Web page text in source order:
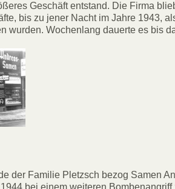
Geschäft entstand. Die Firma
bis zu jener Nacht im Jahre 1943,
wurden. Wochenlang dauerte es bis
der Familie Pletzsch bezog Samen